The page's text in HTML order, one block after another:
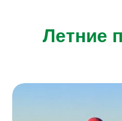
Летние